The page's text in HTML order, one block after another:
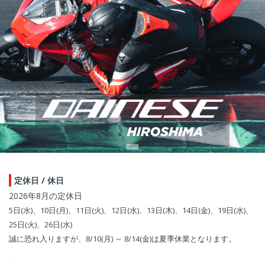
定休日 / 休日
2026年8月の定休日
5日(水)、10日(月)、11日(火)、12日(水)、13日(木)、14日(金)、19日(水)、
25日(火)、26日(水)
誠に恐れ入りますが、8/10(月) ～ 8/14(金)は夏季休業となります。